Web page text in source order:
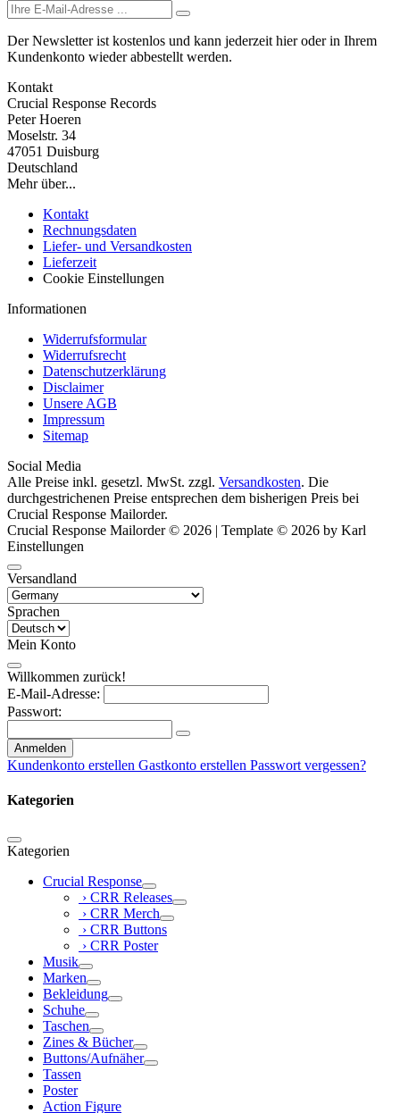
Der Newsletter ist kostenlos und kann jederzeit hier oder in Ihrem
Kundenkonto wieder abbestellt werden.
Kontakt
Crucial Response Records
Peter Hoeren
Moselstr. 34
47051 Duisburg
Deutschland
Mehr über...
Kontakt
Rechnungsdaten
Liefer- und Versandkosten
Lieferzeit
Cookie Einstellungen
Informationen
Widerrufsformular
Widerrufsrecht
Datenschutzerklärung
Disclaimer
Unsere AGB
Impressum
Sitemap
Social Media
Alle Preise inkl. gesetzl. MwSt. zzgl. Versandkosten. Die
durchgestrichenen Preise entsprechen dem bisherigen Preis bei
Crucial Response Mailorder.
Crucial Response Mailorder © 2026 | Template © 2026 by Karl
Einstellungen
Versandland
Sprachen
Mein Konto
Willkommen zurück!
E-Mail-Adresse:
Passwort:
Anmelden
Kundenkonto erstellen Gastkonto erstellen Passwort vergessen?
Kategorien
Kategorien
Crucial Response
› CRR Releases
› CRR Merch
› CRR Buttons
› CRR Poster
Musik
Marken
Bekleidung
Schuhe
Taschen
Zines & Bücher
Buttons/Aufnäher
Tassen
Poster
Action Figure